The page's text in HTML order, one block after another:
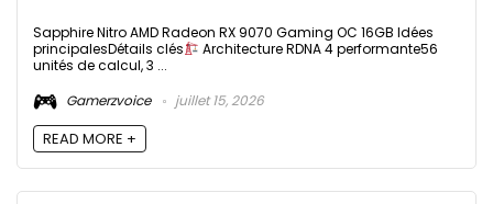
Sapphire Nitro AMD Radeon RX 9070 Gaming OC 16GB Idées
principalesDétails clés
Architecture RDNA 4 performante56
unités de calcul, 3 ...
Gamerzvoice
juillet 15, 2026
READ MORE +